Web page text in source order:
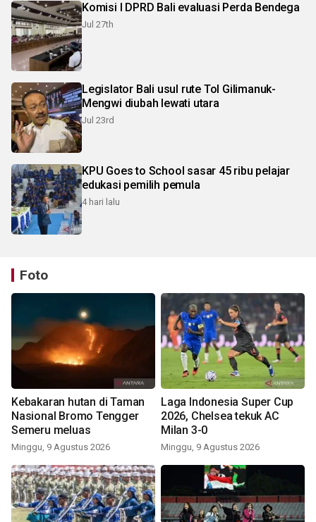
Komisi I DPRD Bali evaluasi Perda Bendega
Jul 27th
Legislator Bali usul rute Tol Gilimanuk-
Mengwi diubah lewati utara
Jul 23rd
KPU Goes to School sasar 45 ribu pelajar
edukasi pemilih pemula
4 hari lalu
Foto
Kebakaran hutan di Taman
Nasional Bromo Tengger
Semeru meluas
Minggu, 9 Agustus 2026
Laga Indonesia Super Cup
2026, Chelsea tekuk AC
Milan 3-0
Minggu, 9 Agustus 2026